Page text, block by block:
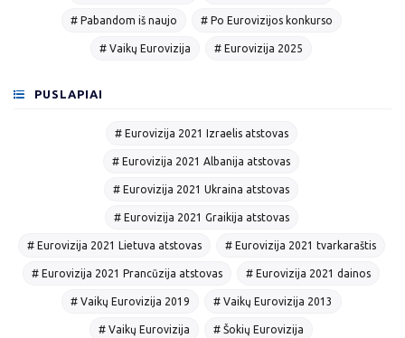
# Pabandom iš naujo # Po Eurovizijos konkurso
# Vaikų Eurovizija # Eurovizija 2025
PUSLAPIAI
# Eurovizija 2021 Izraelis atstovas
# Eurovizija 2021 Albanija atstovas
# Eurovizija 2021 Ukraina atstovas
# Eurovizija 2021 Graikija atstovas
# Eurovizija 2021 Lietuva atstovas # Eurovizija 2021 tvarkaraštis
# Eurovizija 2021 Prancūzija atstovas # Eurovizija 2021 dainos
# Vaikų Eurovizija 2019 # Vaikų Eurovizija 2013
# Vaikų Eurovizija # Šokių Eurovizija